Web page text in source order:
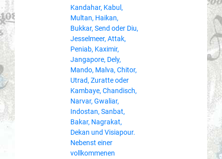
Kandahar, Kabul,
Multan, Haikan,
Bukkar, Send oder Diu,
Jesselmeer, Attak,
Peniab, Kaximir,
Jangapore, Dely,
Mando, Malva, Chitor,
Utrad, Zuratte oder
Kambaye, Chandisch,
Narvar, Gwaliar,
Indostan, Sanbat,
Bakar, Nagrakat,
Dekan und Visiapour.
Nebenst einer
vollkommenen